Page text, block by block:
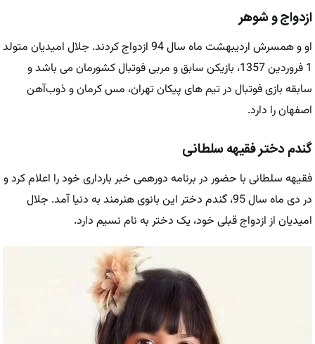
ازدواج و شوهر
او و همسرش اردیبهشت ماه سال 94 ازدواج کردند. جلال امیدیان متولد
1 فروردین 1357، بازیکن سابق و مربی فوتبال کشورمان می باشد و
سابقه بازی فوتبال در تیم های پیکان تهران، مس کرمان و ذوب‌آهن
اصفهان را دارد.
گندم دختر فقیهه سلطانی
فقیهه سلطانی با حضور در برنامه دورهمی خبر بارداری خود را اعلام کرد و
در دی ماه سال 95، گندم دختر این بانوی هنرمند به دنیا آمد. جلال
امیدیان از ازدواج قبلی خود، یک دختر به نام نسیم دارد.